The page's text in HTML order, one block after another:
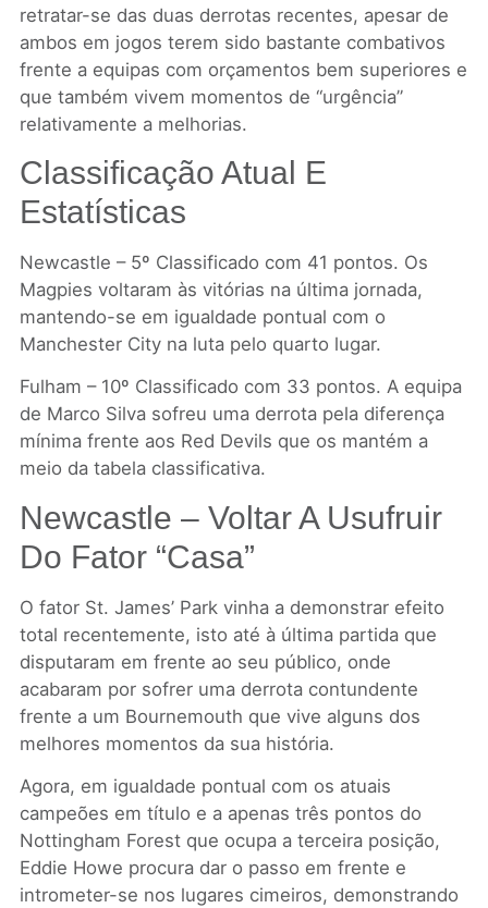
retratar-se das duas derrotas recentes, apesar de
ambos em jogos terem sido bastante combativos
frente a equipas com orçamentos bem superiores e
que também vivem momentos de “urgência”
relativamente a melhorias.
Classificação Atual E
Estatísticas
Newcastle – 5º Classificado com 41 pontos. Os
Magpies voltaram às vitórias na última jornada,
mantendo-se em igualdade pontual com o
Manchester City na luta pelo quarto lugar.
Fulham – 10º Classificado com 33 pontos. A equipa
de Marco Silva sofreu uma derrota pela diferença
mínima frente aos Red Devils que os mantém a
meio da tabela classificativa.
Newcastle – Voltar A Usufruir
Do Fator “casa”
O fator St. James’ Park vinha a demonstrar efeito
total recentemente, isto até à última partida que
disputaram em frente ao seu público, onde
acabaram por sofrer uma derrota contundente
frente a um Bournemouth que vive alguns dos
melhores momentos da sua história.
Agora, em igualdade pontual com os atuais
campeões em título e a apenas três pontos do
Nottingham Forest que ocupa a terceira posição,
Eddie Howe procura dar o passo em frente e
intrometer-se nos lugares cimeiros, demonstrando